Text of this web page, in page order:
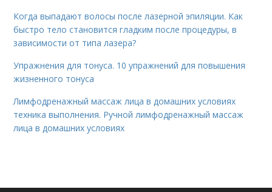
Когда выпадают волосы после лазерной эпиляции. Как
быстро тело становится гладким после процедуры, в
зависимости от типа лазера?
Упражнения для тонуса. 10 упражнений для повышения
жизненного тонуса
Лимфодренажный массаж лица в домашних условиях
техника выполнения. Ручной лимфодренажный массаж
лица в домашних условиях